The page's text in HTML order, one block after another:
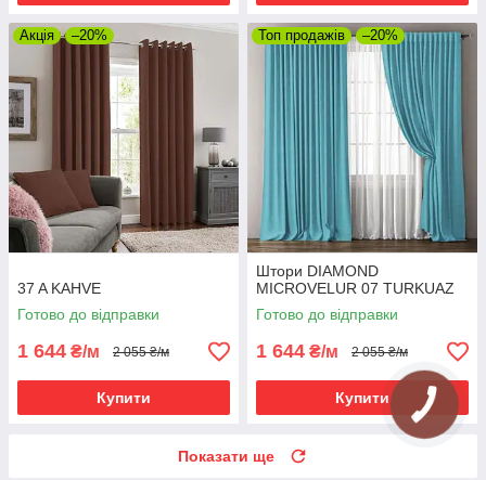
Акція –20%
37 A KAHVE
Готово до відправки
1 644 ₴/м 2 055 ₴/м
Купити
Топ продажів –20%
Штори DIAMOND
MICROVELUR 07 TURKUAZ
Готово до відправки
1 644 ₴/м 2 055 ₴/м
Купити
Показати ще